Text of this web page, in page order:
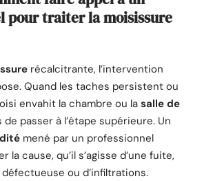
pour traiter la moisissure
récalcitrante, l’intervention
Quand les taches persistent ou
envahit la chambre ou la salle de
passer à l’étape supérieure. Un
mené par un professionnel
la cause, qu’il s’agisse d’une fuite,
ou d’infiltrations.